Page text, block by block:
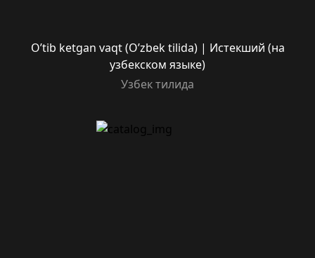
O’tib ketgan vaqt (O’zbek tilida) | Истекший (на
узбекском языке)
Узбек тилида